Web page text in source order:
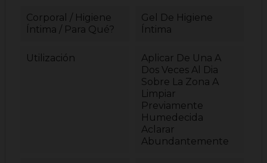
Corporal / Higiene
Íntima / Para Qué?
Gel De Higiene
Íntima
Utilización
Aplicar De Una A
Dos Veces Al Dia
Sobre La Zona A
Limpiar
Previamente
Humedecida
Aclarar
Abundantemente